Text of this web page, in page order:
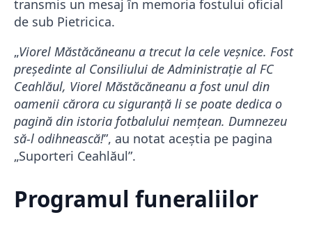
transmis un mesaj în memoria fostului oficial
de sub Pietricica.
„Viorel Măstăcăneanu a trecut la cele veșnice. Fost
președinte al Consiliului de Administrație al FC
Ceahlăul, Viorel Măstăcăneanu a fost unul din
oamenii cărora cu siguranță li se poate dedica o
pagină din istoria fotbalului nemțean. Dumnezeu
să-l odihnească!”, au notat aceștia pe pagina
„Suporteri Ceahlăul”.
Programul funeraliilor